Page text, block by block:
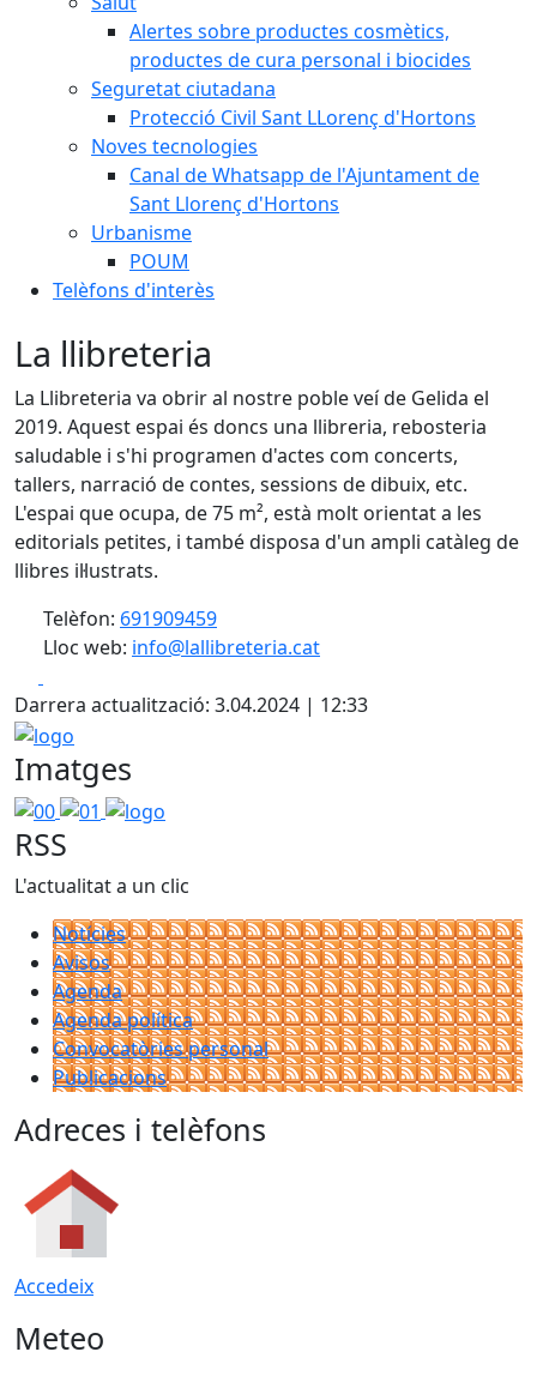
Alertes sobre productes cosmètics,
productes de cura personal i biocides
Seguretat ciutadana
Protecció Civil Sant LLorenç d'Hortons
Noves tecnologies
Canal de Whatsapp de l'Ajuntament de
Sant Llorenç d'Hortons
Urbanisme
POUM
Telèfons d'interès
La llibreteria
La Llibreteria va obrir al nostre poble veí de Gelida el
2019. Aquest espai és doncs una llibreria, rebosteria
saludable i s'hi programen d'actes com concerts,
tallers, narració de contes, sessions de dibuix, etc.
L'espai que ocupa, de 75 m², està molt orientat a les
editorials petites, i també disposa d'un ampli catàleg de
llibres il·lustrats.
Telèfon: 691909459
Lloc web: info@lallibreteria.cat
Darrera actualització: 3.04.2024 | 12:33
logo
Imatges
00 01 logo
RSS
L'actualitat a un clic
Notícies
Avisos
Agenda
Agenda política
Convocatòries personal
Publicacions
Adreces i telèfons
Accedeix
Meteo